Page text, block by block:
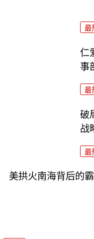
最
仁
事
最
破
战
最
美拱火南海背后的